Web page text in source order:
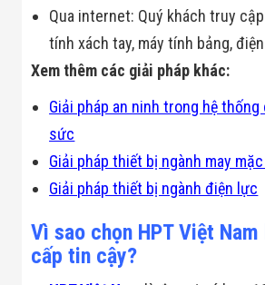
Qua internet: Quý khách truy
tính xách tay, máy tính bảng,
Xem thêm các giải pháp khác:
Giải pháp an ninh trong hệ
sức
Giải pháp thiết bị ngành may
Giải pháp thiết bị ngành điện lực
Vì sao chọn HPT Việt Nam
cấp tin cậy?